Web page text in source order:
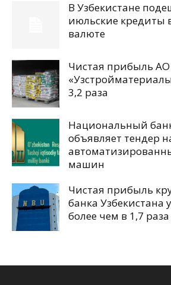
В Узбекистане
июльские кредиты
валюте
Чистая прибыль АО
3,2 раза
Национальный
объявляет тендер
машин
Чистая прибыль
банка Узбекистана
более чем в 1,7 раза